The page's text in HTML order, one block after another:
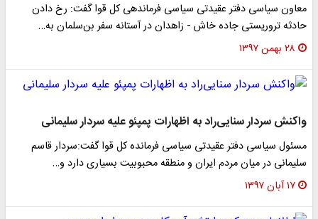
معاون سیاسی دفتر عقیدتی سیاسی فرماندهی کل قوا گفت: رخ دادن
حادثه تروریستی جاده خاش - زاهدان در آستانه سفر بن‌سلمان به…
۲۸ بهمن ۱۳۹۷
واکنش سردار سنایی‌راد به اظهارات پمپئو علیه سردار سلیمانی
مسئول سیاسی دفتر عقیدتی سیاسی فرمانده کل قوا گفت:سردار قاسم
سلیمانی در میان مردم ایران و منطقه محبوبیت بسیاری دارد و…
۱۷ آبان ۱۳۹۷